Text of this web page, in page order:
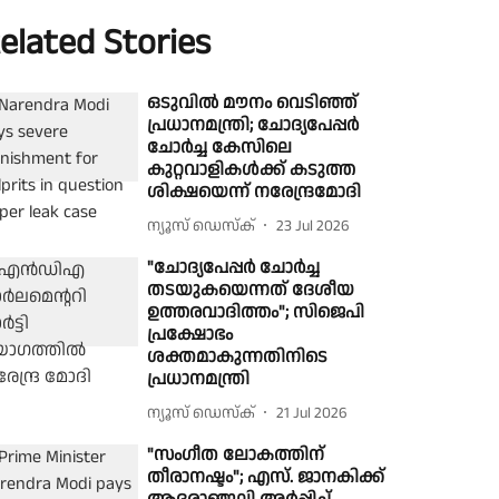
Stories
ഒടുവിൽ മൗനം വെടിഞ്ഞ്
പ്രധാനമന്ത്രി; ചോദ്യപേപ്പർ
ചോർച്ച കേസിലെ
കുറ്റവാളികൾക്ക് കടുത്ത
ശിക്ഷയെന്ന് നരേന്ദ്രമോദി
ന്യൂസ് ഡെസ്ക് 23 Jul 2026
"ചോദ്യപേപ്പര്‍ ചോര്‍ച്ച
തടയുകയെന്നത് ദേശീയ
ഉത്തരവാദിത്തം"; സിജെപി
പ്രക്ഷോഭം
ശക്തമാകുന്നതിനിടെ
പ്രധാനമന്ത്രി
ന്യൂസ് ഡെസ്ക് 21 Jul 2026
"സംഗീത ലോകത്തിന്
തീരാനഷ്ടം"; എസ്. ജാനകിക്ക്